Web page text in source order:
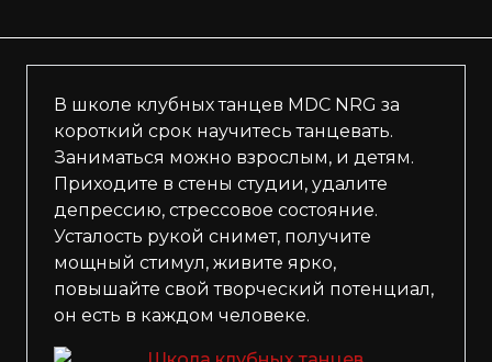
В школе клубных танцев MDC NRG за
короткий срок научитесь танцевать.
Заниматься можно взрослым, и детям.
Приходите в стены студии, удалите
депрессию, стрессовое состояние.
Усталость рукой снимет, получите
мощный стимул, живите ярко,
повышайте свой творческий потенциал,
он есть в каждом человеке.